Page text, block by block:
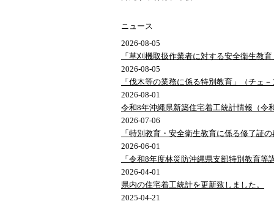
ニュース
2026-08-05
「草刈機取扱作業者に対する安全衛生教育
2026-08-05
「伐木等の業務に係る特別教育」（チェ
2026-08-01
令和8年沖縄県新築住宅着工統計情報（令
2026-07-06
「特別教育・安全衛生教育に係る修了証
2026-06-01
「令和8年度林災防沖縄県支部特別教育等
2026-04-01
県内の住宅着工統計を更新致しました。
2025-04-21